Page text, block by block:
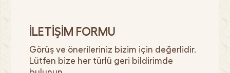
İLETİŞİM FORMU
Görüş ve önerileriniz bizim için değerlidir.
Lütfen bize her türlü geri bildirimde